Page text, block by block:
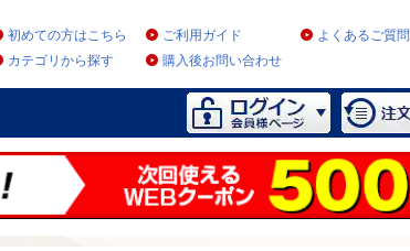
初めての方はこちら ご利用ガイド
よくあるご質問
カテゴリから探す
購入後お問い合わせ